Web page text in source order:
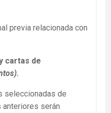
previa relacionada con
cartas de
.
seleccionadas de
serán